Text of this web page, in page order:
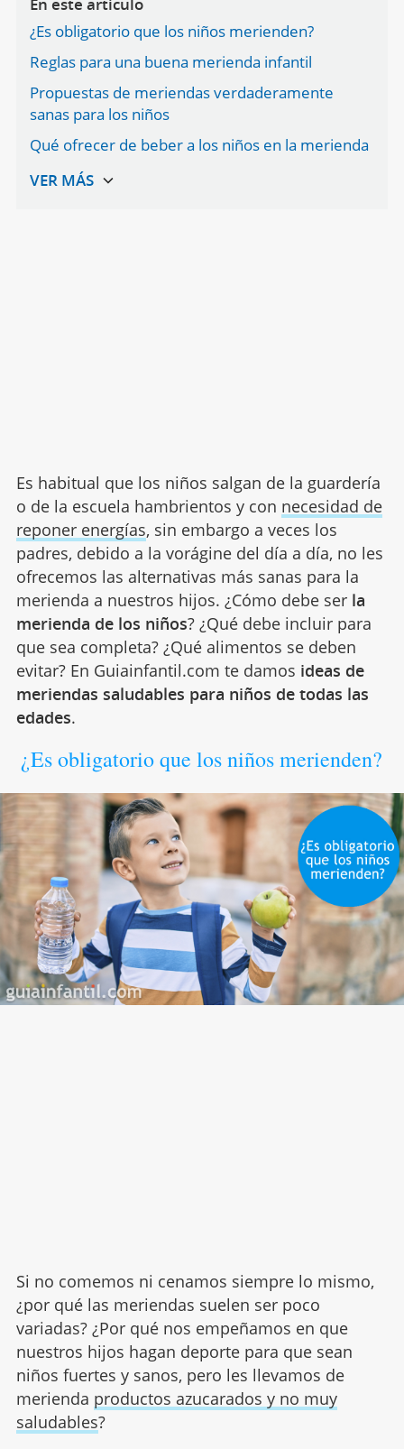
¿Es obligatorio que los niños merienden?
Reglas para una buena merienda infantil
Propuestas de meriendas verdaderamente
sanas para los niños
Qué ofrecer de beber a los niños en la merienda
Es habitual que los niños salgan de la guardería
o de la escuela hambrientos y con necesidad de
reponer energías, sin embargo a veces los
padres, debido a la vorágine del día a día, no les
ofrecemos las alternativas más sanas para la
merienda a nuestros hijos. ¿Cómo debe ser la
merienda de los niños? ¿Qué debe incluir para
que sea completa? ¿Qué alimentos se deben
evitar? En Guiainfantil.com te damos ideas de
meriendas saludables para niños de todas las
edades.
¿Es obligatorio que los niños merienden?
Si no comemos ni cenamos siempre lo mismo,
¿por qué las meriendas suelen ser poco
variadas? ¿Por qué nos empeñamos en que
nuestros hijos hagan deporte para que sean
niños fuertes y sanos, pero les llevamos de
merienda productos azucarados y no muy
saludables?